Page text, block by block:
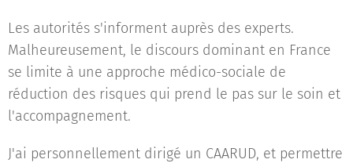
Les autorités s'informent auprès des experts.
Malheureusement, le discours dominant en France
se limite à une approche médico-sociale de
réduction des risques qui prend le pas sur le soin et
l'accompagnement.
J'ai personnellement dirigé un CAARUD, et permettre